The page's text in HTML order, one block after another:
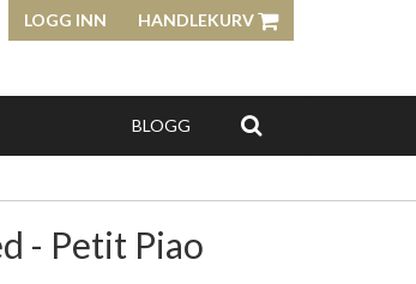
LOGG INN HANDLEKURV
BLOGG
- Petit Piao